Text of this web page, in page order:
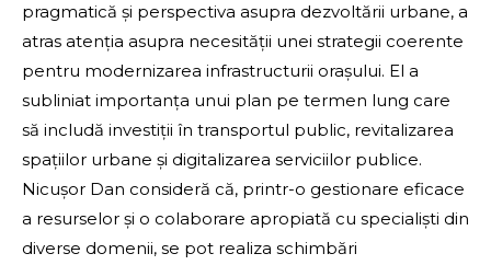
pragmatică și perspectiva asupra dezvoltării urbane, a
atras atenția asupra necesității unei strategii coerente
pentru modernizarea infrastructurii orașului. El a
subliniat importanța unui plan pe termen lung care
să includă investiții în transportul public, revitalizarea
spațiilor urbane și digitalizarea serviciilor publice.
Nicușor Dan consideră că, printr-o gestionare eficace
a resurselor și o colaborare apropiată cu specialiști din
diverse domenii, se pot realiza schimbări